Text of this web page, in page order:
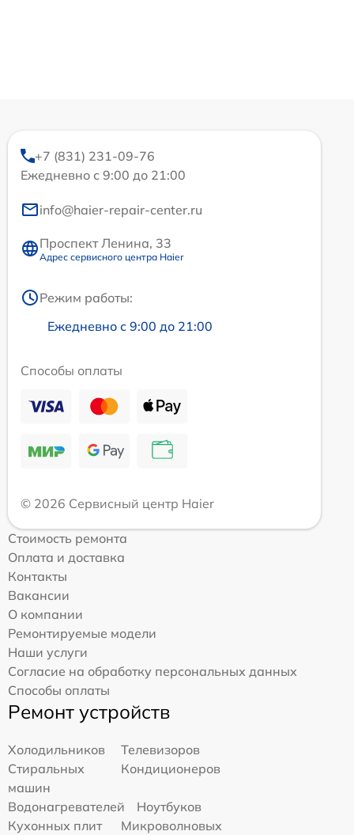
+7 (831) 231-09-76
Ежедневно с 9:00 до 21:00
info@haier-repair-center.ru
Проспект Ленина, 33
Адрес сервисного центра Haier
Режим работы:
Ежедневно с 9:00 до 21:00
Способы оплаты
© 2026 Сервисный центр Haier
Стоимость ремонта
Оплата и доставка
Контакты
Вакансии
О компании
Ремонтируемые модели
Наши услуги
Согласие на обработку персональных данных
Способы оплаты
Ремонт устройств
Холодильников
Телевизоров
Стиральных
машин
Кондиционеров
Водонагревателей
Ноутбуков
Кухонных плит
Микроволновых